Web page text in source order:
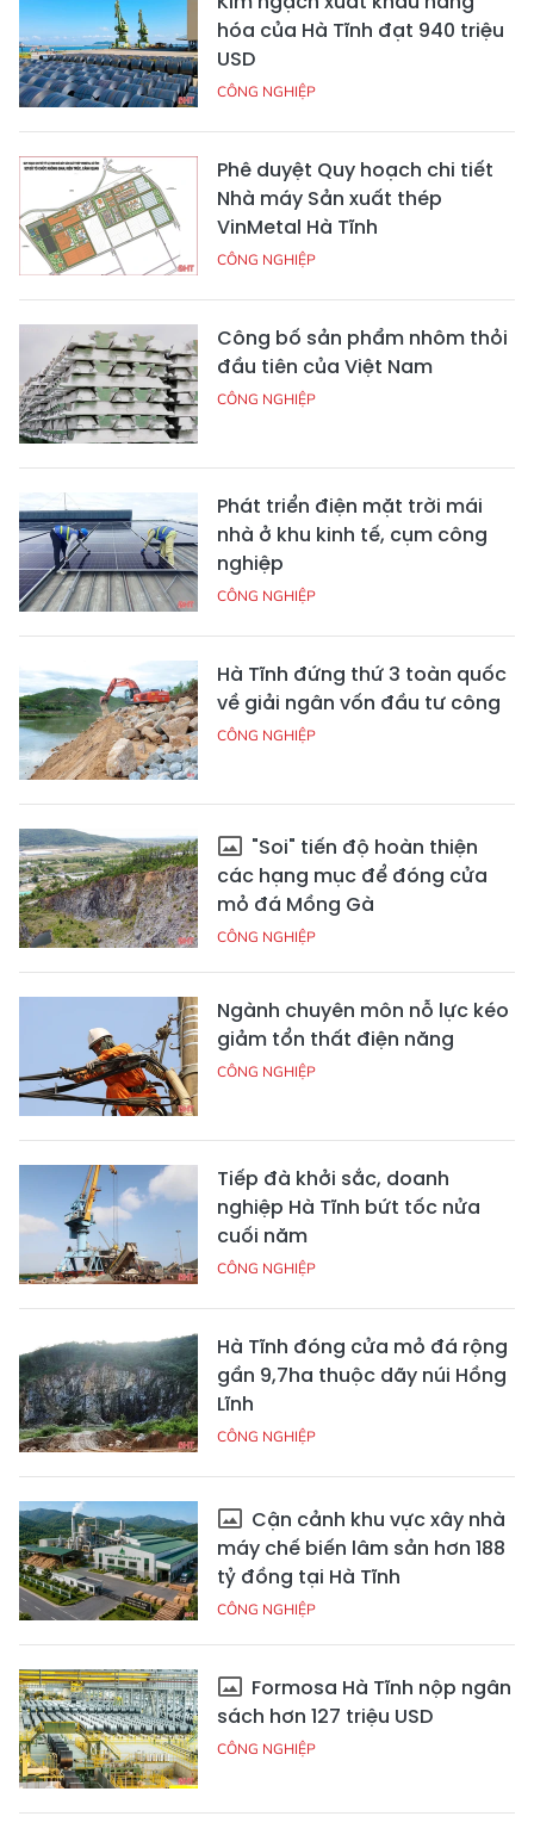
hóa của Hà Tĩnh đạt 940 triệu
USD
CÔNG NGHIỆP
Phê duyệt Quy hoạch chi tiết
Nhà máy Sản xuất thép
VinMetal Hà Tĩnh
CÔNG NGHIỆP
Công bố sản phẩm nhôm thỏi
đầu tiên của Việt Nam
CÔNG NGHIỆP
Phát triển điện mặt trời mái
nhà ở khu kinh tế, cụm công
nghiệp
CÔNG NGHIỆP
Hà Tĩnh đứng thứ 3 toàn quốc
về giải ngân vốn đầu tư công
CÔNG NGHIỆP
"Soi" tiến độ hoàn thiện
các hạng mục để đóng cửa
mỏ đá Mồng Gà
CÔNG NGHIỆP
Ngành chuyên môn nỗ lực kéo
giảm tổn thất điện năng
CÔNG NGHIỆP
Tiếp đà khởi sắc, doanh
nghiệp Hà Tĩnh bứt tốc nửa
cuối năm
CÔNG NGHIỆP
Hà Tĩnh đóng cửa mỏ đá rộng
gần 9,7ha thuộc dãy núi Hồng
Lĩnh
CÔNG NGHIỆP
Cận cảnh khu vực xây nhà
máy chế biến lâm sản hơn 188
tỷ đồng tại Hà Tĩnh
CÔNG NGHIỆP
Formosa Hà Tĩnh nộp ngân
sách hơn 127 triệu USD
CÔNG NGHIỆP